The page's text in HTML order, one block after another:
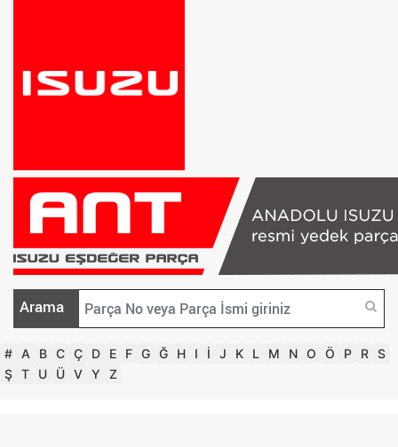
Arama
# A B C Ç D E F G Ğ H I İ J K L M N O Ö P R S
Ş T U Ü V Y Z